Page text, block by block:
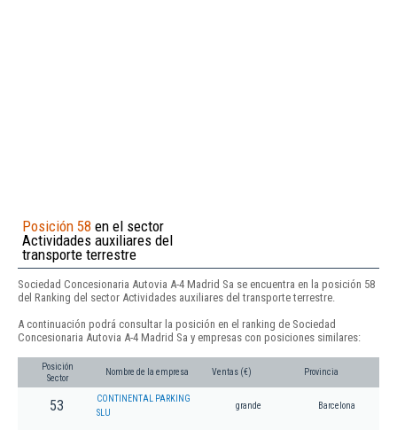
Posición 58 en el sector
Actividades auxiliares del
transporte terrestre
Sociedad Concesionaria Autovia A-4 Madrid Sa se encuentra en la posición 58
del Ranking del sector Actividades auxiliares del transporte terrestre.
A continuación podrá consultar la posición en el ranking de Sociedad
Concesionaria Autovia A-4 Madrid Sa y empresas con posiciones similares:
Posición
Sector
Nombre de la empresa Ventas (€) Provincia
53
CONTINENTAL PARKING
SLU
grande Barcelona